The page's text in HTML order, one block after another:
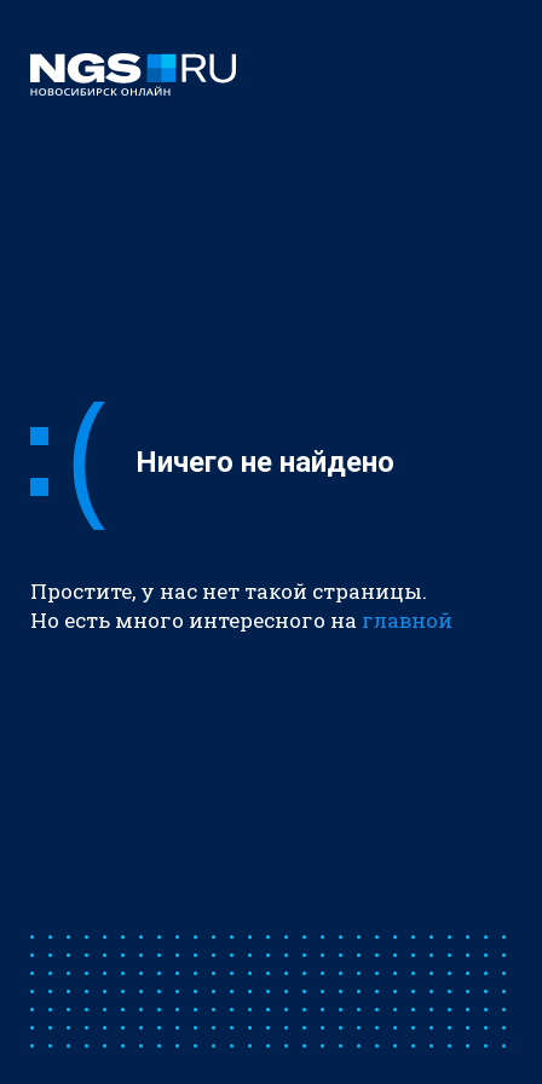
Ничего не найдено
Простите, у нас нет такой страницы.
Но есть много интересного на главной